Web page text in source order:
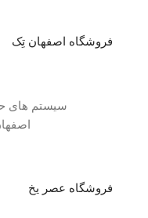
فروشگاه اصفهان تِک
سیستم های
فروشگاه عصر یخ